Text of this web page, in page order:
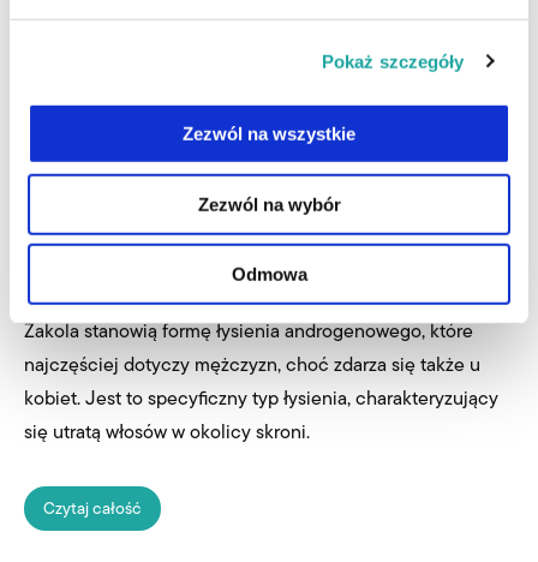
Pokaż szczegóły
Zezwól na wszystkie
Zezwól na wybór
Odmowa
4 alternatywne sposoby dla przeszczepu włosów o
których nie miałeś pojęcia!
Zakola stanowią formę łysienia androgenowego, które
najczęściej dotyczy mężczyzn, choć zdarza się także u
kobiet. Jest to specyficzny typ łysienia, charakteryzujący
się utratą włosów w okolicy skroni.
Czytaj całość